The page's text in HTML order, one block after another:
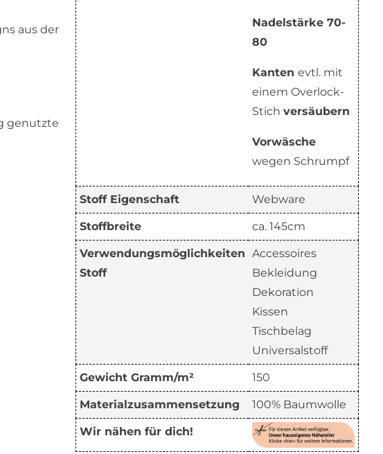
aus der
genutzte
Nadelstärke 70-
80
Kanten evtl. mit
einem Overlock-
Stich versäubern
Vorwäsche
wegen Schrumpf
Stoff Eigenschaft Webware
Stoffbreite ca. 145cm
Verwendungsmöglichkeiten
Stoff
Accessoires
Bekleidung
Dekoration
Kissen
Tischbelag
Universalstoff
Gewicht Gramm/m² 150
Materialzusammensetzung 100% Baumwolle
Wir nähen für dich!